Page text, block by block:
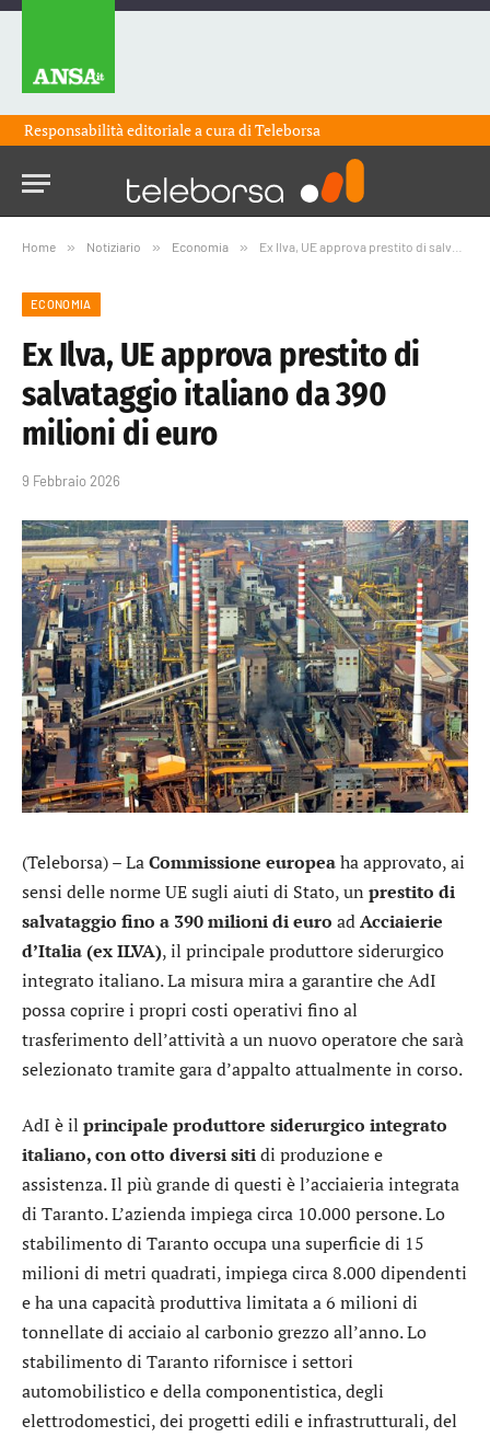
Responsabilità editoriale a cura diTeleborsa
Home » Notiziario » Economia » Ex Ilva, UE approva prestito di salvataggio italiano da 390 milioni di euro
ECONOMIA
Ex Ilva, UE approva prestito di
salvataggio italiano da 390
milioni di euro
9 Febbraio 2026
(Teleborsa) – LaCommissione europeaha approvato, ai
sensi delle norme UE sugli aiuti di Stato, un prestito di
salvataggio fino a 390 milioni di euro adAcciaierie
d’Italia (ex ILVA), il principale produttore siderurgico
integrato italiano. La misura mira a garantire che AdI
possa coprire i propri costi operativi fino al
trasferimento dell’attività a un nuovo operatore che sarà
selezionato tramite gara d’appalto attualmente in corso.
AdI è il principale produttore siderurgico integrato
italiano, con otto diversi sitidi produzione e
assistenza. Il più grande di questi è l’acciaieria integrata
di Taranto. L’azienda impiega circa 10.000 persone. Lo
stabilimento di Taranto occupa una superficie di 15
milioni di metri quadrati, impiega circa 8.000 dipendenti
e ha una capacità produttiva limitata a 6 milioni di
tonnellate di acciaio al carbonio grezzo all’anno. Lo
stabilimento di Taranto rifornisce i settori
automobilistico e della componentistica, degli
elettrodomestici, dei progetti edili e infrastrutturali, del